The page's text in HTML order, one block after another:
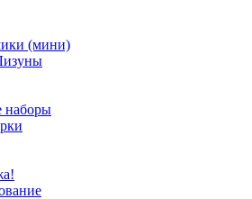
(мини)
наборы